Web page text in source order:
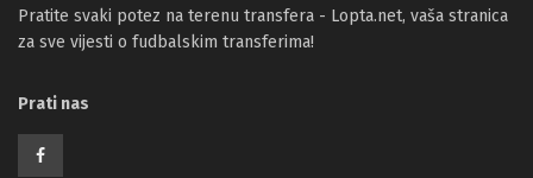
Pratite svaki potez na terenu transfera - Lopta.net, vaša stranica
za sve vijesti o fudbalskim transferima!
Prati nas